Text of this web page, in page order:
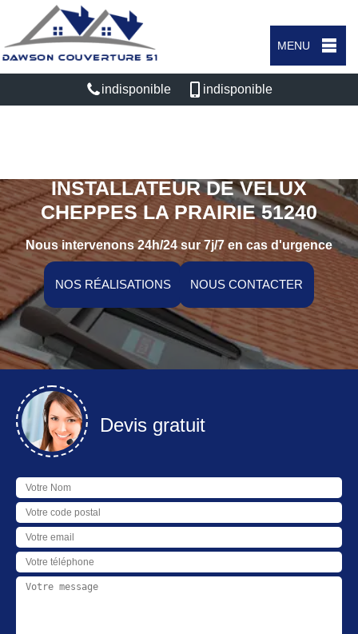
MENU
indisponible indisponible
INSTALLATEUR DE VELUX
CHEPPES LA PRAIRIE 51240
Nous intervenons 24h/24 sur 7j/7 en cas d'urgence
NOS RÉALISATIONS NOUS CONTACTER
Devis gratuit